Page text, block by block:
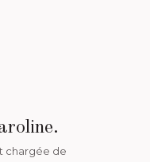
chargée de